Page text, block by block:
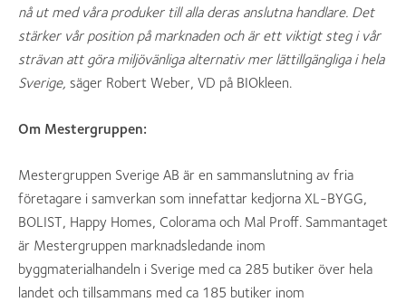
nå ut med våra produker till alla deras anslutna handlare. Det
stärker vår position på marknaden och är ett viktigt steg i vår
strävan att göra miljövänliga alternativ mer lättillgängliga i hela
Sverige, säger Robert Weber, VD på BIOkleen.
Om Mestergruppen:
Mestergruppen Sverige AB är en sammanslutning av fria
företagare i samverkan som innefattar kedjorna XL-BYGG,
BOLIST, Happy Homes, Colorama och Mal Proff. Sammantaget
är Mestergruppen marknadsledande inom
byggmaterialhandeln i Sverige med ca 285 butiker över hela
landet och tillsammans med ca 185 butiker inom